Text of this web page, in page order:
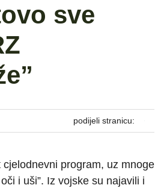
sve
podijeli stranicu:
program, uz mnoge
i uši”. Iz vojske su najavili i